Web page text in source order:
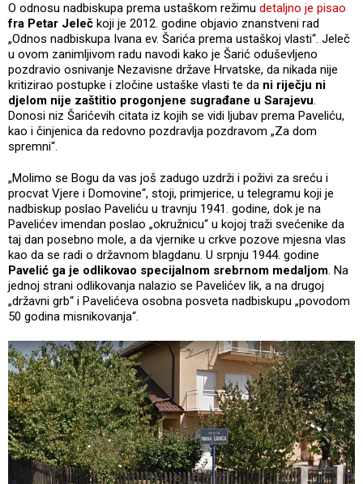
O odnosu nadbiskupa prema ustaškom režimu detaljno je pisao
fra Petar Jeleč koji je 2012. godine objavio znanstveni rad
„Odnos nadbiskupa Ivana ev. Šarića prema ustaškoj vlasti“. Jeleč
u ovom zanimljivom radu navodi kako je Šarić oduševljeno
pozdravio osnivanje Nezavisne države Hrvatske, da nikada nije
kritizirao postupke i zločine ustaške vlasti te da ni riječju ni
djelom nije zaštitio progonjene sugrađane u Sarajevu.
Donosi niz Šarićevih citata iz kojih se vidi ljubav prema Paveliću,
kao i činjenica da redovno pozdravlja pozdravom „Za dom
spremni“.
„Molimo se Bogu da vas još zadugo uzdrži i poživi za sreću i
procvat Vjere i Domovine“, stoji, primjerice, u telegramu koji je
nadbiskup poslao Paveliću u travnju 1941. godine, dok je na
Pavelićev imendan poslao „okružnicu“ u kojoj traži svećenike da
taj dan posebno mole, a da vjernike u crkve pozove mjesna vlas
kao da se radi o državnom blagdanu. U srpnju 1944. godine
Pavelić ga je odlikovao specijalnom srebrnom medaljom. Na
jednoj strani odlikovanja nalazio se Pavelićev lik, a na drugoj
„državni grb“ i Pavelićeva osobna posveta nadbiskupu „povodom
50 godina misnikovanja“.